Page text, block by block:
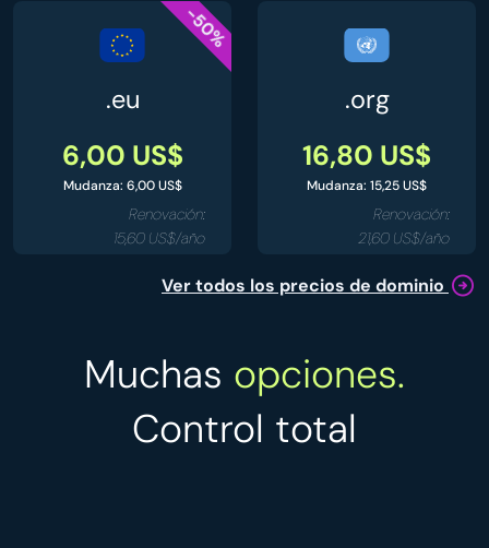
-50%
.eu
6,00 US$
Mudanza: 6,00 US$
Renovación:
15,60 US$/año
.org
16,80 US$
Mudanza: 15,25 US$
Renovación:
21,60 US$/año
Ver todos los precios de dominio
Muchas opciones.
Control total